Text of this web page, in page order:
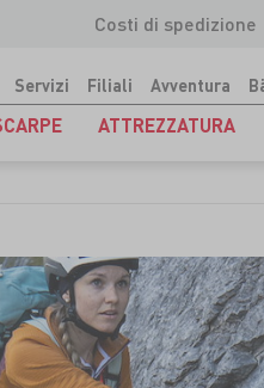
Costi di spedizione
Servizi Filiali Avventura
ATTREZZATURA